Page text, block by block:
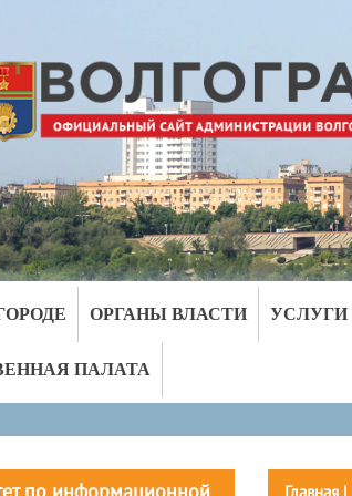
ОРГАНЫ ВЛАСТИ УСЛУГИ
ПАЛАТА